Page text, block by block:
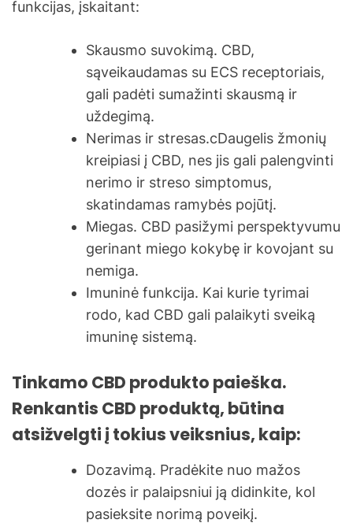
funkcijas, įskaitant:
Skausmo suvokimą. CBD,
sąveikaudamas su ECS receptoriais,
gali padėti sumažinti skausmą ir
uždegimą.
Nerimas ir stresas.cDaugelis žmonių
kreipiasi į CBD, nes jis gali palengvinti
nerimo ir streso simptomus,
skatindamas ramybės pojūtį.
Miegas. CBD pasižymi perspektyvumu
gerinant miego kokybę ir kovojant su
nemiga.
Imuninė funkcija. Kai kurie tyrimai
rodo, kad CBD gali palaikyti sveiką
imuninę sistemą.
Tinkamo CBD produkto paieška.
Renkantis CBD produktą, būtina
atsižvelgti į tokius veiksnius, kaip:
Dozavimą. Pradėkite nuo mažos
dozės ir palaipsniui ją didinkite, kol
pasieksite norimą poveikį.